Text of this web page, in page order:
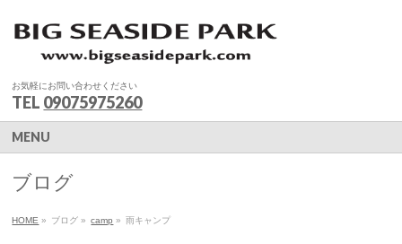
お気軽にお問い合わせください
TEL 09075975260
MENU
ブログ
HOME » ブログ » camp » 雨キャンプ